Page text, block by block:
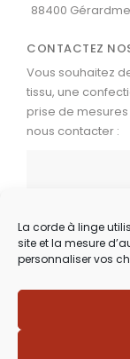
La corde à linge
site et la mesure
personnaliser vos
88400
CONTACTEZ
Vous souhaitez
tissu, une
prise de mesures
nous contacter :